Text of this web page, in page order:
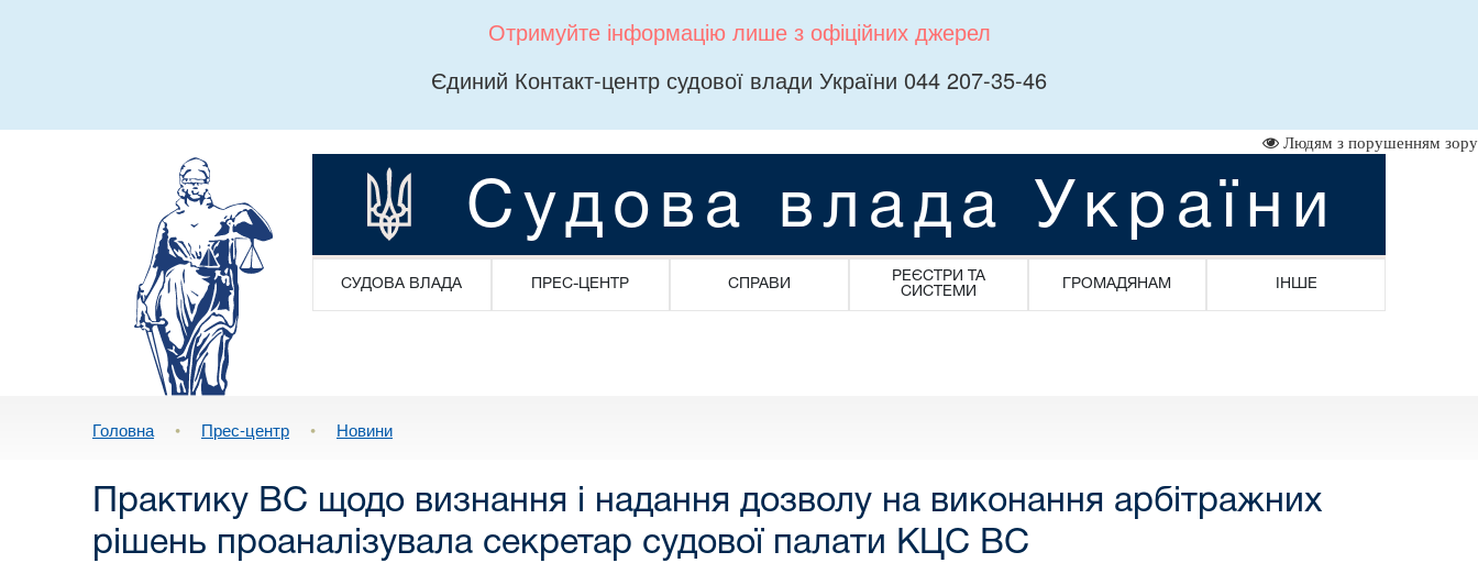
Отримуйте інформацію лише з офіційних джерел
Єдиний Контакт-центр судової влади України 044 207-35-46
Людям з порушенням зору
Судова влада України
СУДОВА ВЛАДА ПРЕС-ЦЕНТР СПРАВИ
РЕЄСТРИ ТА
СИСТЕМИ
ГРОМАДЯНАМ ІНШЕ
Головна • Прес-центр • Новини
Практику ВС щодо визнання і надання дозволу на виконання арбітражних
рішень проаналізувала секретар судової палати КЦС ВС